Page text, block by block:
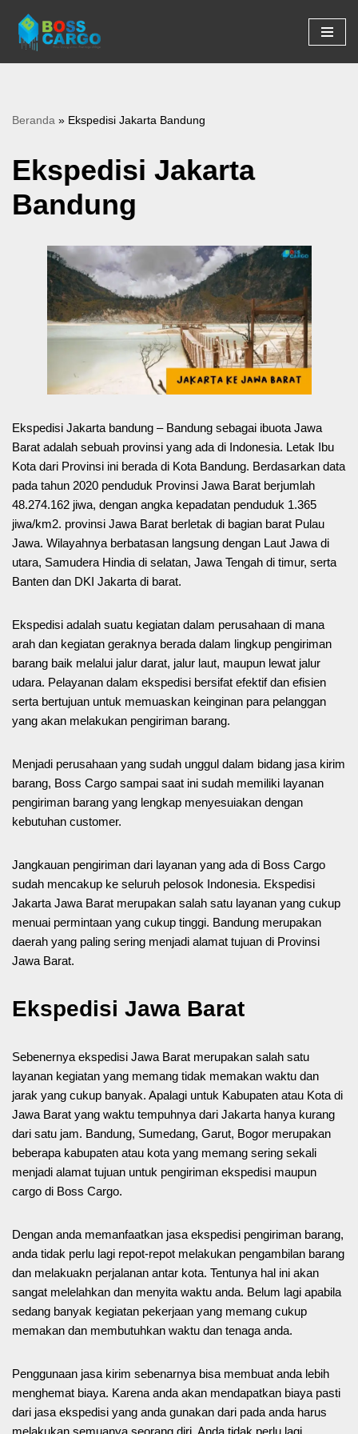
Lompat
ke
Beranda » Ekspedisi Jakarta Bandung
Ekspedisi Jakarta
Bandung
Ekspedisi Jakarta bandung – Bandung sebagai ibuota Jawa
Barat adalah sebuah provinsi yang ada di Indonesia. Letak Ibu
Kota dari Provinsi ini berada di Kota Bandung. Berdasarkan data
pada tahun 2020 penduduk Provinsi Jawa Barat berjumlah
48.274.162 jiwa, dengan angka kepadatan penduduk 1.365
jiwa/km2. provinsi Jawa Barat berletak di bagian barat Pulau
Jawa. Wilayahnya berbatasan langsung dengan Laut Jawa di
utara, Samudera Hindia di selatan, Jawa Tengah di timur, serta
Banten dan DKI Jakarta di barat.
Ekspedisi adalah suatu kegiatan dalam perusahaan di mana
arah dan kegiatan geraknya berada dalam lingkup pengiriman
barang baik melalui jalur darat, jalur laut, maupun lewat jalur
udara. Pelayanan dalam ekspedisi bersifat efektif dan efisien
serta bertujuan untuk memuaskan keinginan para pelanggan
yang akan melakukan pengiriman barang.
Menjadi perusahaan yang sudah unggul dalam bidang jasa kirim
barang, Boss Cargo sampai saat ini sudah memiliki layanan
pengiriman barang yang lengkap menyesuiakan dengan
kebutuhan customer.
Jangkauan pengiriman dari layanan yang ada di Boss Cargo
sudah mencakup ke seluruh pelosok Indonesia. Ekspedisi
Jakarta Jawa Barat merupakan salah satu layanan yang cukup
menuai permintaan yang cukup tinggi. Bandung merupakan
daerah yang paling sering menjadi alamat tujuan di Provinsi
Jawa Barat.
Ekspedisi Jawa Barat
Sebenernya ekspedisi Jawa Barat merupakan salah satu
layanan kegiatan yang memang tidak memakan waktu dan
jarak yang cukup banyak. Apalagi untuk Kabupaten atau Kota di
Jawa Barat yang waktu tempuhnya dari Jakarta hanya kurang
dari satu jam. Bandung, Sumedang, Garut, Bogor merupakan
beberapa kabupaten atau kota yang memang sering sekali
menjadi alamat tujuan untuk pengiriman ekspedisi maupun
cargo di Boss Cargo.
Dengan anda memanfaatkan jasa ekspedisi pengiriman barang,
anda tidak perlu lagi repot-repot melakukan pengambilan barang
dan melakuakn perjalanan antar kota. Tentunya hal ini akan
sangat melelahkan dan menyita waktu anda. Belum lagi apabila
sedang banyak kegiatan pekerjaan yang memang cukup
memakan dan membutuhkan waktu dan tenaga anda.
Penggunaan jasa kirim sebenarnya bisa membuat anda lebih
menghemat biaya. Karena anda akan mendapatkan biaya pasti
dari jasa ekspedisi yang anda gunakan dari pada anda harus